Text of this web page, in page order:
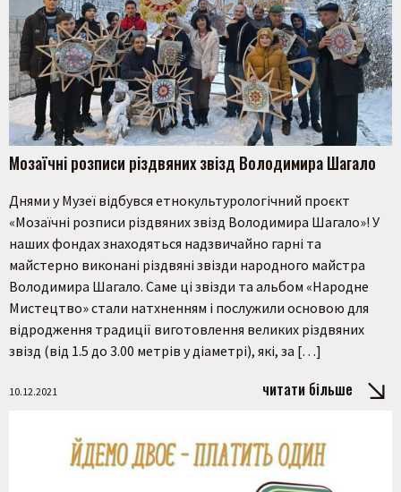
Мозаїчні розписи різдвяних звізд Володимира Шагало
Днями у Музеї відбувся етнокультурологічний проєкт
«Мозаїчні розписи різдвяних звізд Володимира Шагало»! У
наших фондах знаходяться надзвичайно гарні та
майстерно виконані різдвяні звізди народного майстра
Володимира Шагало. Саме ці звізди та альбом «Народне
Мистецтво» стали натхненням і послужили основою для
відродження традиції виготовлення великих різдвяних
звізд (від 1.5 до 3.00 метрів у діаметрі), які, за […]
10.12.2021 читати більше